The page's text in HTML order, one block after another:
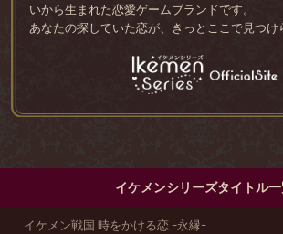
いから生まれた恋愛ゲームブランドです。
あなたの探していた恋が、きっとここで見つけ
イケメンシリーズタイトル
イケメン戦国 時をかける恋 -永縁-